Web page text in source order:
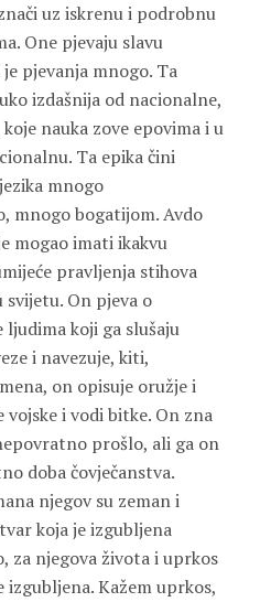
uz iskrenu i podrobnu
One pjevaju slavu
pjevanja mnogo. Ta
izdašnija od nacionalne,
nauka zove epovima i u
Ta epika čini
mnogo
mnogo bogatijom. Avdo
mogao imati ikakvu
pravljenja stihova
On pjeva o
koji ga slušaju
i navezuje, kiti,
on opisuje oružje i
i vodi bitke. On zna
prošlo, ali ga on
doba čovječanstva.
njegov su zeman i
koja je izgubljena
za njegova života i uprkos
Kažem uprkos,